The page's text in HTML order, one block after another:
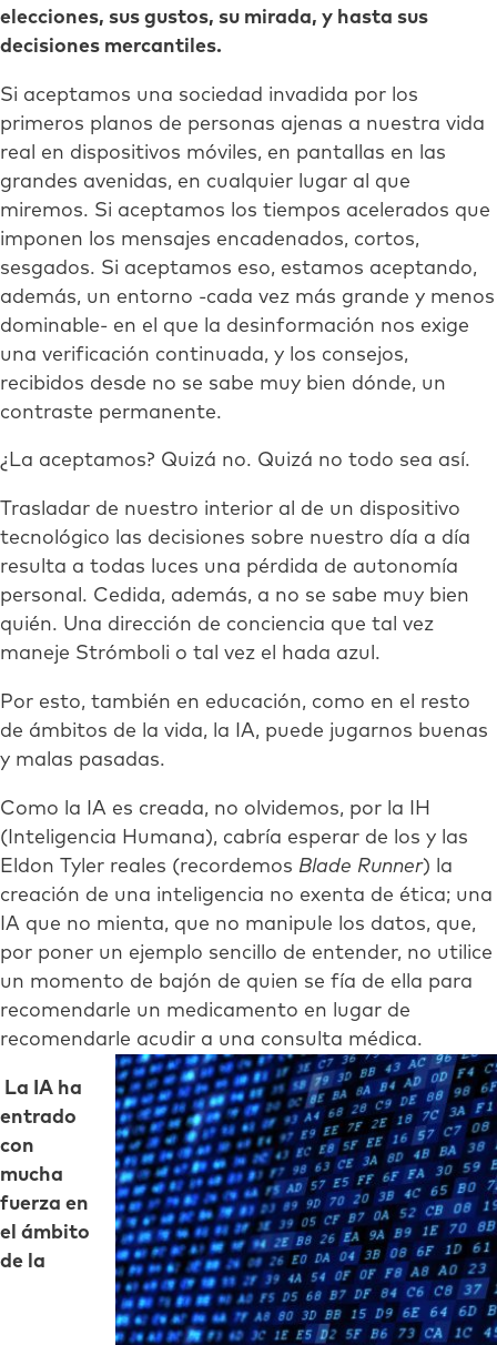
elecciones, sus gustos, su mirada, y hasta sus
decisiones mercantiles.
Si aceptamos una sociedad invadida por los
primeros planos de personas ajenas a nuestra vida
real en dispositivos móviles, en pantallas en las
grandes avenidas, en cualquier lugar al que
miremos. Si aceptamos los tiempos acelerados que
imponen los mensajes encadenados, cortos,
sesgados. Si aceptamos eso, estamos aceptando,
además, un entorno -cada vez más grande y menos
dominable- en el que la desinformación nos exige
una verificación continuada, y los consejos,
recibidos desde no se sabe muy bien dónde, un
contraste permanente.
¿La aceptamos? Quizá no. Quizá no todo sea así.
Trasladar de nuestro interior al de un dispositivo
tecnológico las decisiones sobre nuestro día a día
resulta a todas luces una pérdida de autonomía
personal. Cedida, además, a no se sabe muy bien
quién. Una dirección de conciencia que tal vez
maneje Strómboli o tal vez el hada azul.
Por esto, también en educación, como en el resto
de ámbitos de la vida, la IA, puede jugarnos buenas
y malas pasadas.
Como la IA es creada, no olvidemos, por la IH
(Inteligencia Humana), cabría esperar de los y las
Eldon Tyler reales (recordemos Blade Runner) la
creación de una inteligencia no exenta de ética; una
IA que no mienta, que no manipule los datos, que,
por poner un ejemplo sencillo de entender, no utilice
un momento de bajón de quien se fía de ella para
recomendarle un medicamento en lugar de
recomendarle acudir a una consulta médica.
La IA ha
entrado
con
mucha
fuerza en
el ámbito
de la